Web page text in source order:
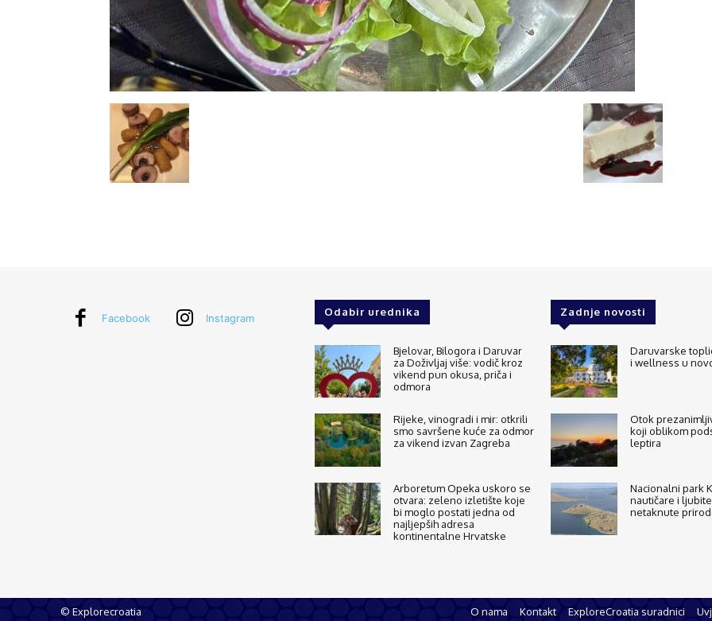
Facebook Instagram Odabir urednika
Bjelovar, Bilogora i Daruvar
za Doživljaj više: vodič kroz
vikend pun okusa, priča i
odmora
Rijeke, vinogradi i mir: otkrili
smo savršene kuće za odmor
za vikend izvan Zagreba
Arboretum Opeka uskoro se
otvara: zeleno izletište koje
bi moglo postati jedna od
najljepših adresa
kontinentalne Hrvatske
Zadnje novosti
Daruvarske
i wellness u
Otok
koji oblikom
leptira
Nacionalni park
nautičare i
netaknute
© Explorecroatia O nama Kontakt ExploreCroatia suradnici